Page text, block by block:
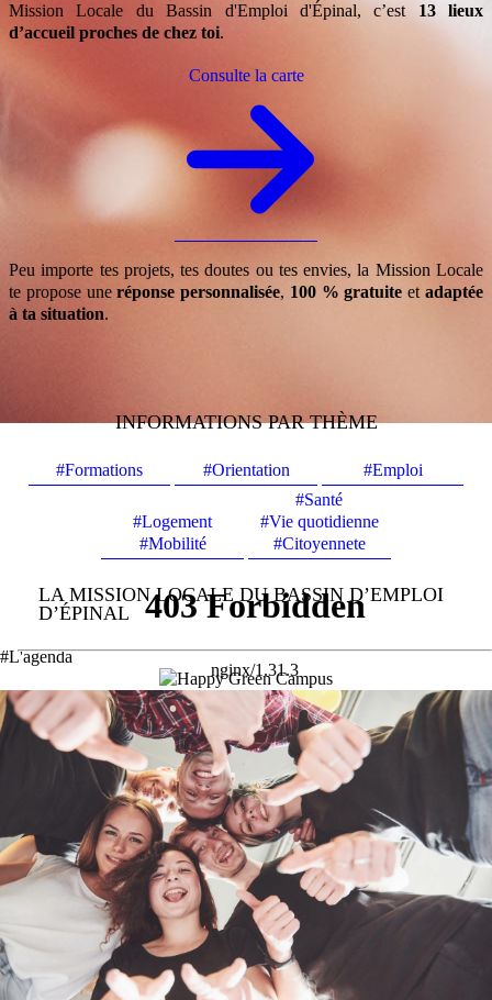
Mission Locale du Bassin d'Emploi d'Épinal, c’est 13 lieux
d’accueil proches de chez toi.
Consulte la carte
Peu importe tes projets, tes doutes ou tes envies, la Mission Locale
te propose uneréponse personnalisée, 100 % gratuite etadaptée
à ta situation.
INFORMATIONS PAR THÈME
#Formations #Orientation #Emploi
#Logement
#Mobilité
#Santé
#Vie quotidienne
#Citoyennete
LA MISSION LOCALE DU BASSIN D’EMPLOI
D’ÉPINAL
#L'agenda